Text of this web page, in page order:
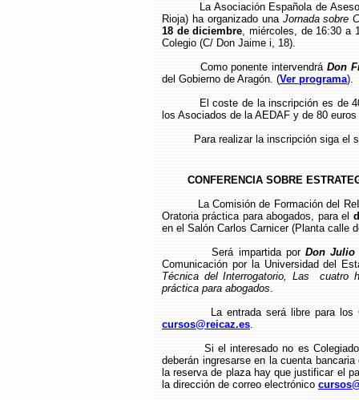
La Asociación Española de
Rioja) ha organizado una Jornada sobre
18 de diciembre, miércoles, de 16:30 a
Colegio (C/ Don Jaime i, 18).
Como ponente intervendrá Don
del Gobierno de Aragón. (Ver programa).
El coste de la inscripción es de
los Asociados de la AEDAF y de 80
Para realizar la inscripción siga el
CONFERENCIA SOBRE
La Comisión de Formación del
Oratoria práctica para abogados, para el
en el Salón Carlos Carnicer (Planta calle
Será impartida por Don Julio
Comunicación por la Universidad del
Técnica del Interrogatorio, Las cuatro
práctica para abogados.
La entrada será libre para
cursos@reicaz.es.
Si el interesado no es
deberán ingresarse en la cuenta
la reserva de plaza hay que justificar el
la dirección de correo electrónico